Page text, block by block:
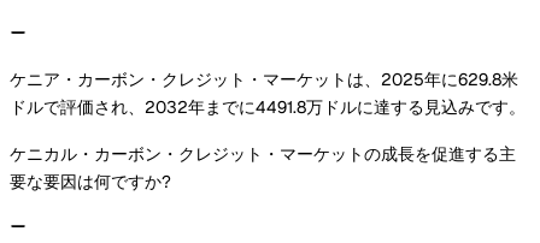
ケニア・カーボン・クレジット・マーケットは、2025年に629.8米
ドルで評価され、2032年までに4491.8万ドルに達する見込みです。
ケニカル・カーボン・クレジット・マーケットの成長を促進する主
要な要因は何ですか?